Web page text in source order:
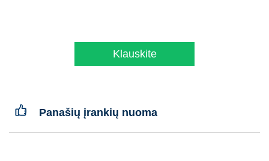
Klauskite
Panašių įrankių nuoma